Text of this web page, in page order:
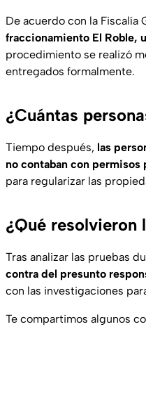
De acuerdo con la Fiscalía
fraccionamiento El Roble,
procedimiento se realizó
entregados formalmente.
¿Cuántas
Tiempo después, las
no contaban con permisos
para regularizar las
¿Qué resolvieron
Tras analizar las pruebas
contra del presunto
con las investigaciones
Te compartimos algunos